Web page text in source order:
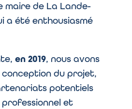
maire de La Lande-
a été enthousiasmé
en 2019, nous avons
du projet,
potentiels
et